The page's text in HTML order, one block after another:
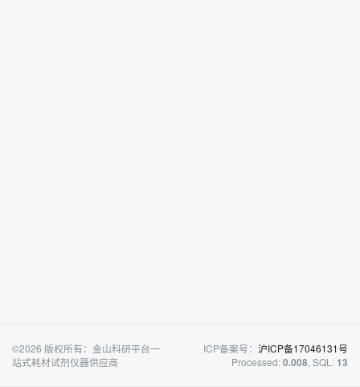
©2026 版权所有：金山科研平台一
站式耗材试剂仪器供应商
ICP备案号： 沪ICP备17046131号
Processed:0.008, SQL: 13